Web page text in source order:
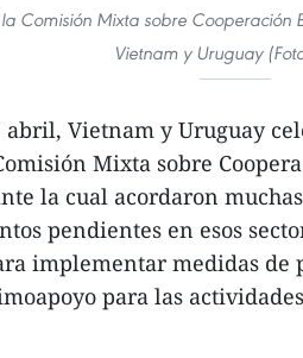
Comisión Mixta sobre Cooperación
Vietnam y Uruguay
abril, Vietnam y Uruguay
Mixta sobre
la cual acordaron
pendientes en esos
implementar medidas de
para las